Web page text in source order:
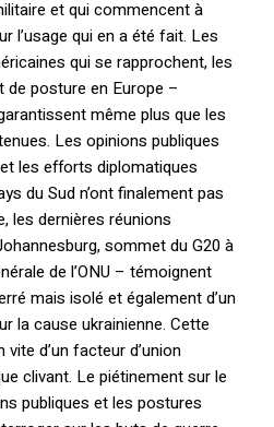
et qui commencent à
l’usage qui en a été fait. Les
qui se rapprochent, les
posture en Europe –
même plus que les
Les opinions publiques
les efforts diplomatiques
du Sud n’ont finalement pas
les dernières réunions
sommet du G20 à
de l’ONU – témoignent
mais isolé et également d’un
la cause ukrainienne. Cette
d’un facteur d’union
clivant. Le piétinement sur le
publiques et les postures